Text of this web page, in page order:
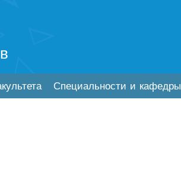
Специальности и кафедры